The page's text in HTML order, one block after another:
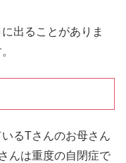
出ることがありま
るTさんのお母さん
んは重度の自閉症で